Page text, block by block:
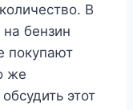
В
бензин
покупают
же
этот